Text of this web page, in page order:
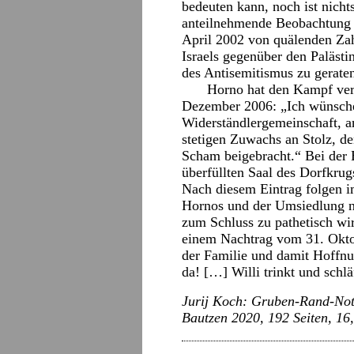
bedeuten kann, noch ist
anteilnehmende
April 2002 von quälenden
Israels gegenüber den
des Antisemitismus zu
Horno hat den Kampf
Dezember 2006: „Ich
Widerständlergemeinschaft,
stetigen Zuwachs an Stolz,
Scham beigebracht.“ Bei
überfüllten Saal des
Nach diesem Eintrag folgen
Hornos und der Umsiedlung
zum Schluss zu pathetisch
einem Nachtrag vom 31.
der Familie und damit
da! […] Willi trinkt und
Jurij Koch: Gruben-Rand-
Bautzen 2020, 192 Seiten,